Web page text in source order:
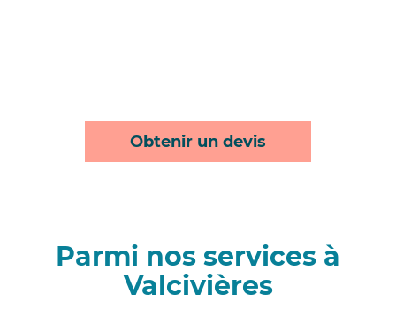
Obtenir un devis
Parmi nos services à
Valcivières